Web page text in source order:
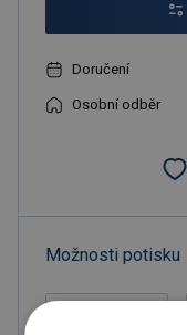
Doručení
Osobní odběr
Možnosti potisku